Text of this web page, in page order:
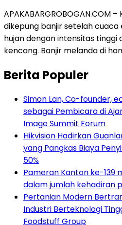
APAKABARGROBOGAN.COM
dikepung banjir setelah
hujan dengan intensitas tinggi
kencang. Banjir melanda di
Berita Populer
Simon Lan, Co-founder,
sebagai Pembicara di
Image Summit Forum
Hikvision Hadirkan
yang Pangkas Biaya
50%
Pameran Kanton ke-139
dalam jumlah kehadiran
Pertanian Modern
Industri Berteknologi
Foodstuff Group